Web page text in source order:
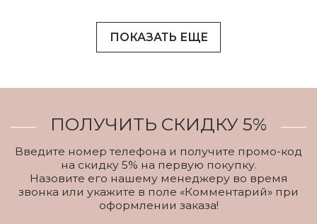
ПОКАЗАТЬ ЕЩЕ
ПОЛУЧИТЬ СКИДКУ 5%
Введите номер телефона и получите промо-код
на скидку 5% на первую покупку.
Назовите его нашему менеджеру во время
звонка или укажите в поле «Комментарий» при
оформлении заказа!